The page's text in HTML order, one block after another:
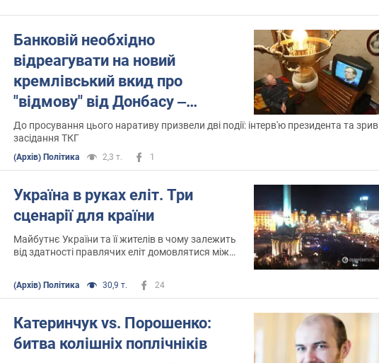
Банковій необхідно
відреагувати на новий
кремлівський вкид про
"відмову" від Донбасу ‒
iDemocracy
До просування цього наративу призвели дві події: інтерв'ю президента та зрив
засідання ТКГ
(Архів) Політика 2,3 т. 1
Україна в руках еліт. Три
сценарії для країни
Майбутнє України та її жителів в чому залежить
від здатності правлячих еліт домовлятися між
(Архів) Політика 30,9 т. 24
Катеринчук vs. Порошенко:
битва колішніх поплічніків